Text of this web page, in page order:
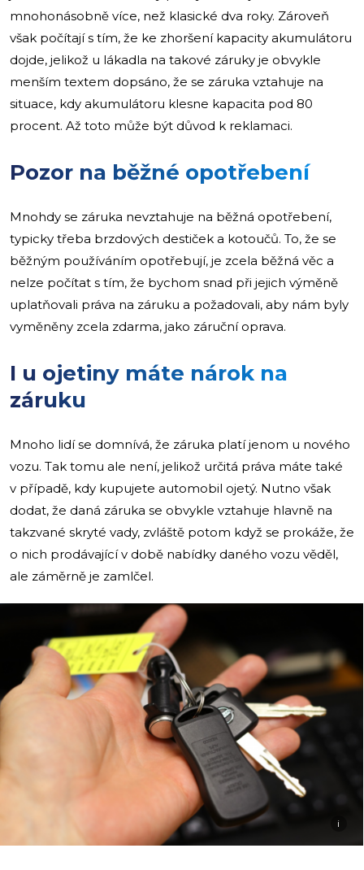
mnohonásobně více, než klasické dva roky. Zároveň
však počítají s tím, že ke zhoršení kapacity akumulátoru
dojde, jelikož u lákadla na takové záruky je obvykle
menším textem dopsáno, že se záruka vztahuje na
situace, kdy akumulátoru klesne kapacita pod 80
procent. Až toto může být důvod k reklamaci.
Pozor na běžné opotřebení
Mnohdy se záruka nevztahuje na běžná opotřebení,
typicky třeba brzdových destiček a kotoučů. To, že se
běžným používáním opotřebují, je zcela běžná věc a
nelze počítat s tím, že bychom snad při jejich výměně
uplatňovali práva na záruku a požadovali, aby nám byly
vyměněny zcela zdarma, jako záruční oprava.
I u ojetiny máte nárok na
záruku
Mnoho lidí se domnívá, že záruka platí jenom u nového
vozu. Tak tomu ale není, jelikož určitá práva máte také
v případě, kdy kupujete automobil ojetý. Nutno však
dodat, že daná záruka se obvykle vztahuje hlavně na
takzvané skryté vady, zvláště potom když se prokáže, že
o nich prodávající v době nabídky daného vozu věděl,
ale záměrně je zamlčel.
i